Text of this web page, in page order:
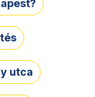
utca